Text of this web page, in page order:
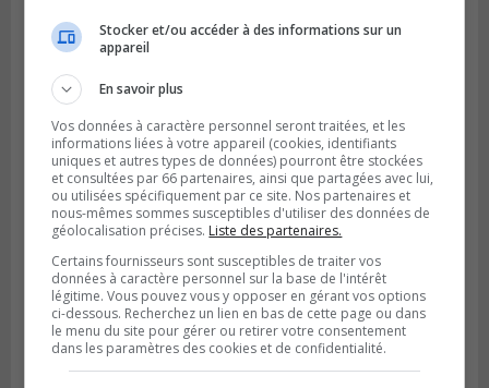
Publié le 6 juillet 2026 à 09h33
Longueuil conclue un contrat pour
valoriser des cendres d’incinération
Stocker et/ou accéder à des informations sur un
appareil
En savoir plus
Vos données à caractère personnel seront traitées, et les
informations liées à votre appareil (cookies, identifiants
uniques et autres types de données) pourront être stockées
et consultées par 66 partenaires, ainsi que partagées avec lui,
ou utilisées spécifiquement par ce site. Nos partenaires et
nous-mêmes sommes susceptibles d'utiliser des données de
géolocalisation précises. Liste des partenaires.
Certains fournisseurs sont susceptibles de traiter vos
données à caractère personnel sur la base de l'intérêt
légitime. Vous pouvez vous y opposer en gérant vos options
ci-dessous. Recherchez un lien en bas de cette page ou dans
le menu du site pour gérer ou retirer votre consentement
dans les paramètres des cookies et de confidentialité.